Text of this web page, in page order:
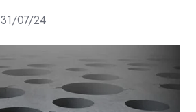
31/07/24